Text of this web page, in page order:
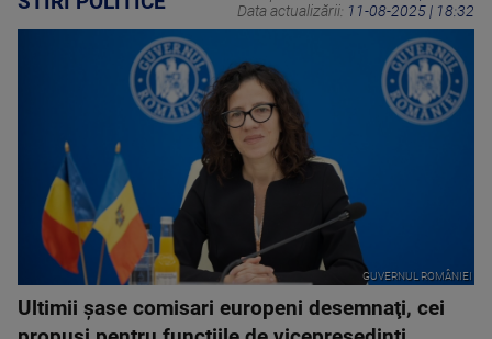
Data actualizării: 11-08-2025 | 18:32
GUVERNUL ROMÂNIEI
Ultimii şase comisari europeni desemnaţi, cei